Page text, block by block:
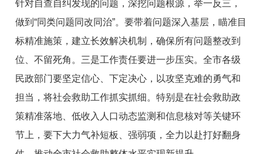
针对自查自纠发现的问题，深挖问题根源，举一反三，
做到“同类问题同改同治”。要带着问题深入基层，瞄准目
标精准施策，建立长效解决机制，确保所有问题整改到
位、不留死角。三是工作责任要进一步压实。全市各级
民政部门要坚定信心、下定决心，以攻坚克难的勇气和
担当，将社会救助工作抓实抓细。特别是在社会救助政
策精准落地、低收入人口动态监测和信息核对等关键环
节上，要下大力气补短板、强弱项，全力以赴打好翻身